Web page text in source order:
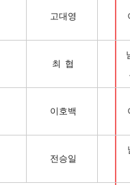
고대영
최 협
이호백
전승일